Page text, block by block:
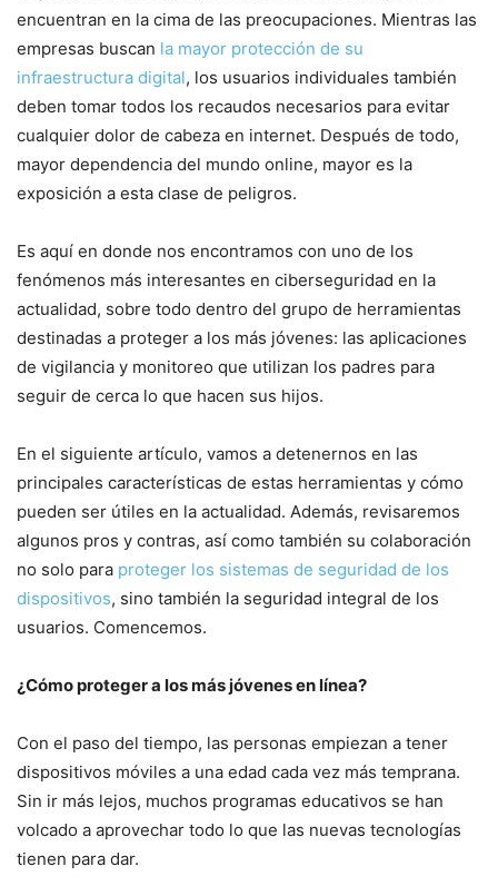
encuentran en la cima de las preocupaciones. Mientras las
empresas buscan la mayor protección de su
infraestructura digital, los usuarios individuales también
deben tomar todos los recaudos necesarios para evitar
cualquier dolor de cabeza en internet. Después de todo,
mayor dependencia del mundo online, mayor es la
exposición a esta clase de peligros.
Es aquí en donde nos encontramos con uno de los
fenómenos más interesantes en ciberseguridad en la
actualidad, sobre todo dentro del grupo de herramientas
destinadas a proteger a los más jóvenes: las aplicaciones
de vigilancia y monitoreo que utilizan los padres para
seguir de cerca lo que hacen sus hijos.
En el siguiente artículo, vamos a detenernos en las
principales características de estas herramientas y cómo
pueden ser útiles en la actualidad. Además, revisaremos
algunos pros y contras, así como también su colaboración
no solo para proteger los sistemas de seguridad de los
dispositivos, sino también la seguridad integral de los
usuarios. Comencemos.
¿Cómo proteger a los más jóvenes en línea?
Con el paso del tiempo, las personas empiezan a tener
dispositivos móviles a una edad cada vez más temprana.
Sin ir más lejos, muchos programas educativos se han
volcado a aprovechar todo lo que las nuevas tecnologías
tienen para dar.